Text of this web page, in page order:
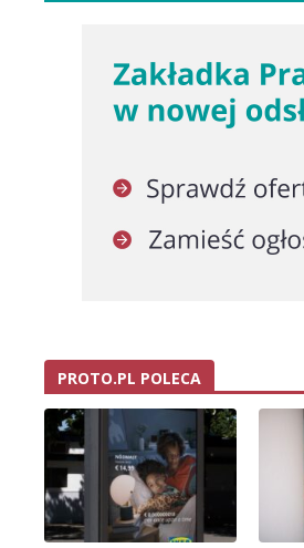
PROTO.PL POLECA